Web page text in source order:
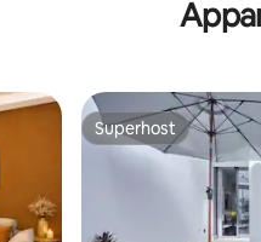
van Casablanca
Superhost
Superhost